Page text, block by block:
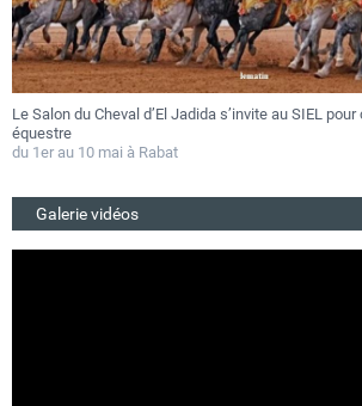
Le Salon du Cheval d’El Jadida s’invite au SIEL
équestre
du 1er au 10 mai à Rabat
Galerie vidéos